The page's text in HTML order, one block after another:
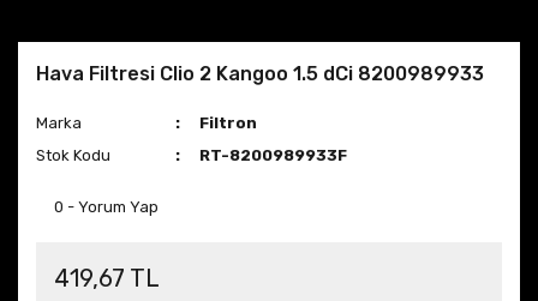
Hava Filtresi Clio 2 Kangoo 1.5 dCi 8200989933
Marka
Filtron
Stok Kodu
RT-8200989933F
0 - Yorum Yap
419,67 TL